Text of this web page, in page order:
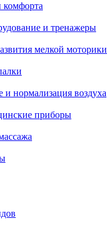
комфорта
и тренажеры
мелкой моторики
и нормализация воздуха
приборы